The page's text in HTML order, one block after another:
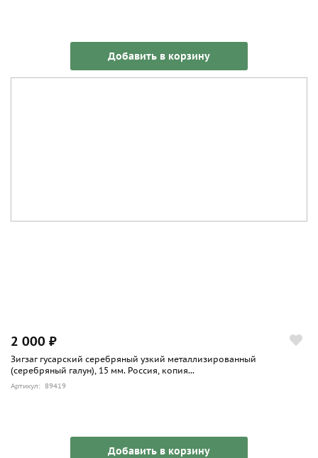
Добавить в корзину
2 000 ₽
Зигзаг гусарский серебряный узкий металлизированный
(серебряный галун), 15 мм. Россия, копия...
Артикул: 89419
Добавить в корзину